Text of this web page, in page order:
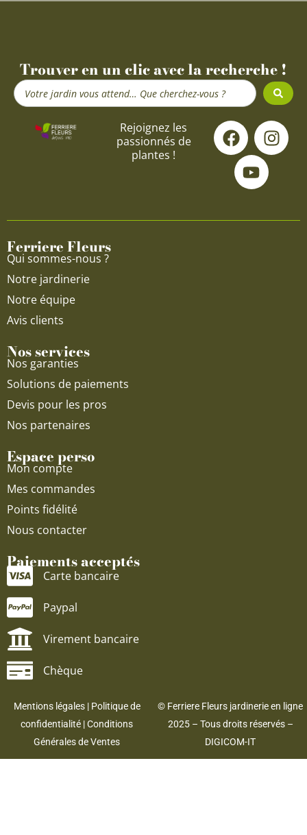
Trouver en un clic avec la recherche !
Search
...
Rejoignez les
passionnés de
plantes !
F
a
c
e
o
I
n
s
g
Y
o
u
t
u
b
Ferriere Fleurs
Qui sommes-nous ?
Notre jardinerie
Notre équipe
Avis clients
Nos services
Nos garanties
Solutions de paiements
Devis pour les pros
Nos partenaires
Espace perso
Mon compte
Mes commandes
Points fidélité
Nous contacter
Paiements acceptés
Carte bancaire
Paypal
Virement bancaire
Chèque
Mentions légales| Politique de
confidentialité |Conditions
Générales de Ventes
© Ferriere Fleurs jardinerie en ligne
2025 – Tous droits réservés –
DIGICOM-IT